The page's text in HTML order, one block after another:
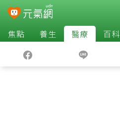
焦點 養生 醫療 百科